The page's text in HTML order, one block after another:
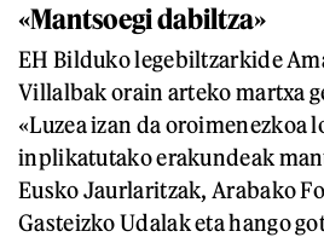
«Mantsoegi dabiltza»
EH Bilduko legebiltzarkide
Villalbak orain arteko martxa
«Luzea izan da oroimenezkoa
inplikatutako erakundeak
Eusko Jaurlaritzak, Arabako
Gasteizko Udalak eta hango